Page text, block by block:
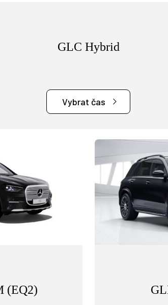
GLC Hybrid
Vybrat čas
(EQ2)